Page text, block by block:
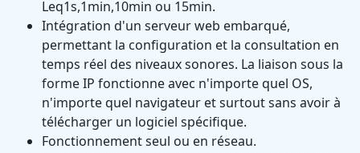
Leq1s,1min,10min ou 15min.
Intégration d'un serveur web embarqué,
permettant la configuration et la consultation en
temps réel des niveaux sonores. La liaison sous la
forme IP fonctionne avec n'importe quel OS,
n'importe quel navigateur et surtout sans avoir à
télécharger un logiciel spécifique.
Fonctionnement seul ou en réseau.